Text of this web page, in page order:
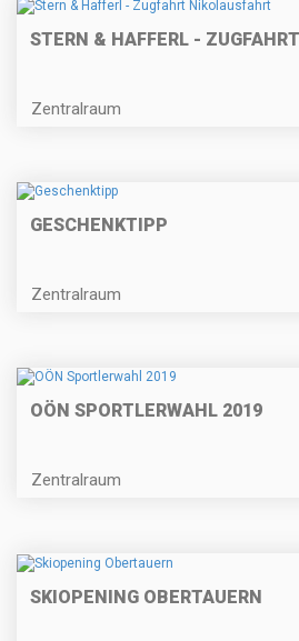
STERN & HAFFERL -
Zentralraum
GESCHENKTIPP
Zentralraum
OÖN SPORTLERWAHL 2019
Zentralraum
SKIOPENING OBERTAUERN